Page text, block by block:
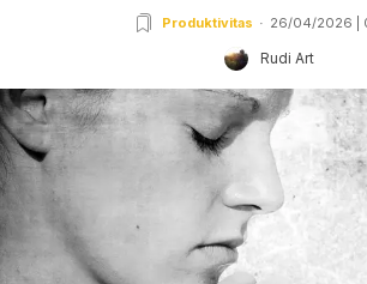
Produktivitas 26/04/2026 |
Rudi Art